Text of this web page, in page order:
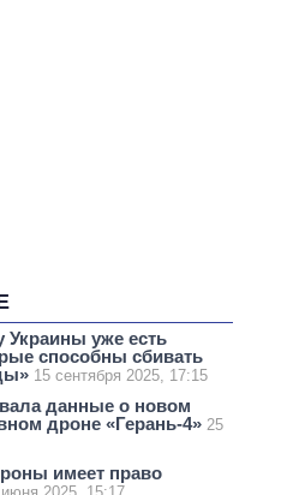
Украины уже есть
способны сбивать
15 сентября 2025, 17:15
данные о новом
дроне «Герань-4» 25
имеет право